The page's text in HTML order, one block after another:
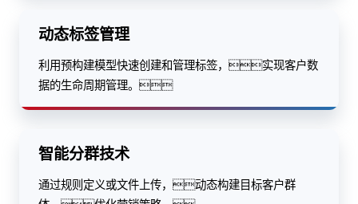
动态标签管理
利用预构建模型快速创建和管理标签，实现客户数
据的生命周期管理。
智能分群技术
通过规则定义或文件上传，动态构建目标客户群